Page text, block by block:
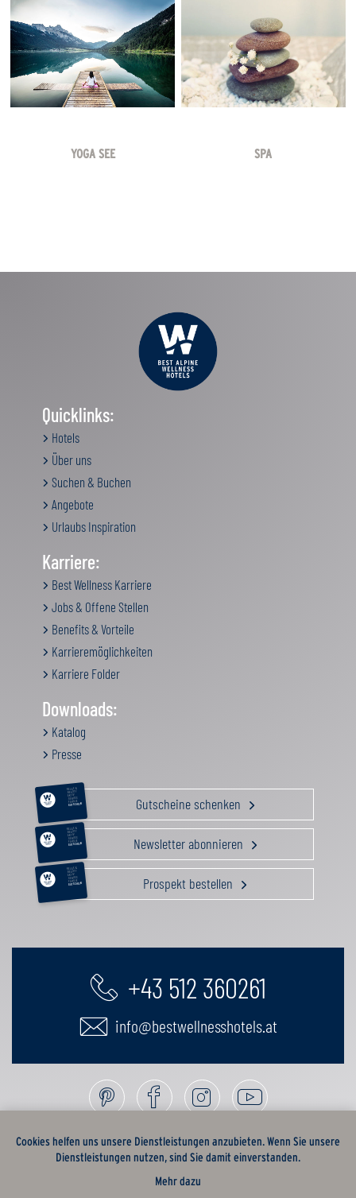
YOGA SEE SPA
Quicklinks:
Hotels
Über uns
Suchen & Buchen
Angebote
Urlaubs Inspiration
Karriere:
Best Wellness Karriere
Jobs & Offene Stellen
Benefits & Vorteile
Karrieremöglichkeiten
Karriere Folder
Downloads:
Katalog
Presse
RELAX &
BEAUTY
AKTIV
GENUSS
FAMILIE
GUTSCHEIN Gutscheine schenken
RELAX &
BEAUTY
AKTIV
GENUSS
FAMILIE
GUTSCHEIN Newsletter abonnieren
RELAX &
BEAUTY
AKTIV
GENUSS
FAMILIE
GUTSCHEIN Prospekt bestellen
+43 512 360261
info@bestwellnesshotels.at
Cookies helfen uns unsere Dienstleistungen anzubieten. Wenn Sie unsere
Dienstleistungen nutzen, sind Sie damit einverstanden.
Mehr dazu